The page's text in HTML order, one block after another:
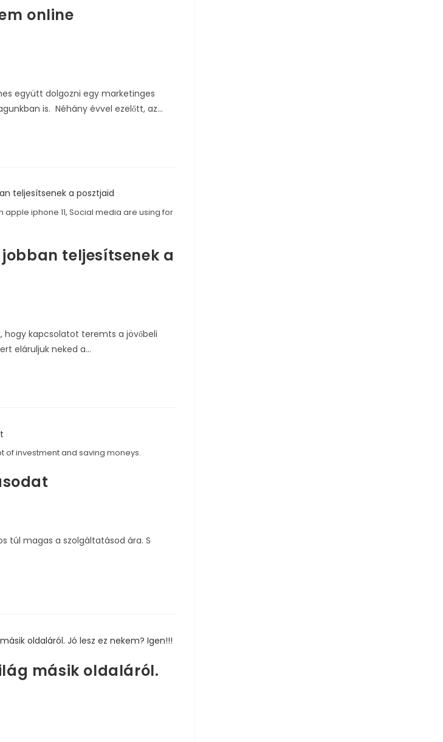
online
együtt dolgozni egy marketinges
is. Néhány évvel ezelőtt, az…
iphone 11, Social media are using for
teljesítsenek a
hogy kapcsolatot teremts a jövőbeli
eláruljuk neked a…
investment and saving moneys.
túl magas a szolgáltatásod ára. S
másik oldaláról.